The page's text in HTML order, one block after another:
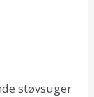
støvsuger